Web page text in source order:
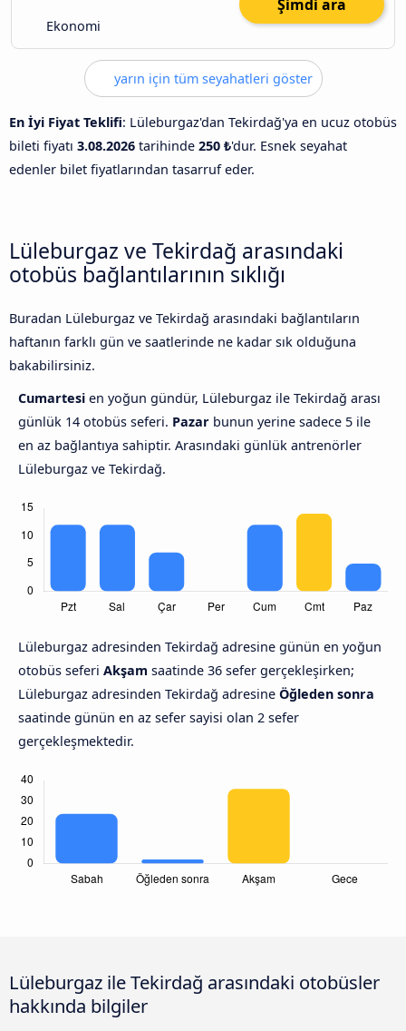
Ekonomi
Şimdi ara
yarın için tüm seyahatleri göster
En İyi Fiyat Teklifi: Lüleburgaz'dan Tekirdağ'ya en ucuz otobüs
bileti fiyatı 3.08.2026 tarihinde 250 ₺'dur. Esnek seyahat
edenler bilet fiyatlarından tasarruf eder.
Lüleburgaz ve Tekirdağ arasındaki
otobüs bağlantılarının sıklığı
Buradan Lüleburgaz ve Tekirdağ arasındaki bağlantıların
haftanın farklı gün ve saatlerinde ne kadar sık olduğuna
bakabilirsiniz.
Cumartesi en yoğun gündür, Lüleburgaz ile Tekirdağ arası
günlük 14 otobüs seferi. Pazar bunun yerine sadece 5 ile
en az bağlantıya sahiptir. Arasındaki günlük antrenörler
Lüleburgaz ve Tekirdağ.
Lüleburgaz adresinden Tekirdağ adresine günün en yoğun
otobüs seferi Akşam saatinde 36 sefer gerçekleşirken;
Lüleburgaz adresinden Tekirdağ adresine Öğleden sonra
saatinde günün en az sefer sayisi olan 2 sefer
gerçekleşmektedir.
Lüleburgaz ile Tekirdağ arasındaki otobüsler
hakkında bilgiler